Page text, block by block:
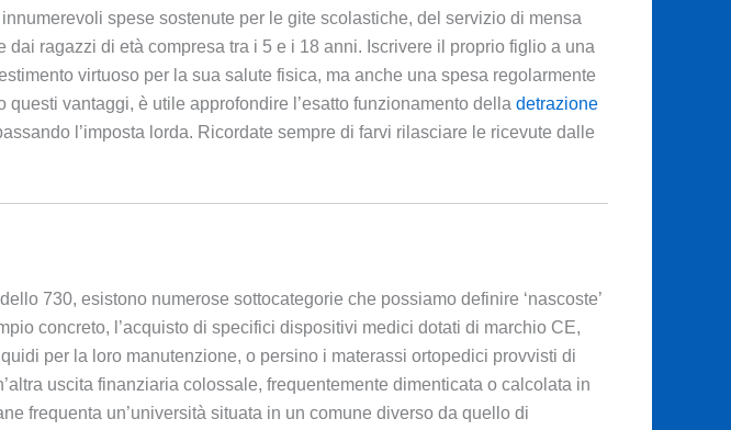
spese sostenute per le gite scolastiche, del servizio di mensa
ragazzi di età compresa tra i 5 e i 18 anni. Iscrivere il proprio figlio a una
virtuoso per la sua salute fisica, ma anche una spesa regolarmente
vantaggi, è utile approfondire l’esatto funzionamento della detrazione
l’imposta lorda. Ricordate sempre di farvi rilasciare le ricevute dalle
730, esistono numerose sottocategorie che possiamo definire ‘nascoste’
concreto, l’acquisto di specifici dispositivi medici dotati di marchio CE,
per la loro manutenzione, o persino i materassi ortopedici provvisti di
uscita finanziaria colossale, frequentemente dimenticata o calcolata in
frequenta un’università situata in un comune diverso da quello di